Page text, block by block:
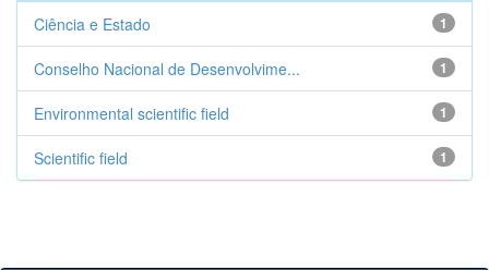
1
Ciência e Estado
1
Conselho Nacional de Desenvolvime...
1
Environmental scientific field
1
Scientific field